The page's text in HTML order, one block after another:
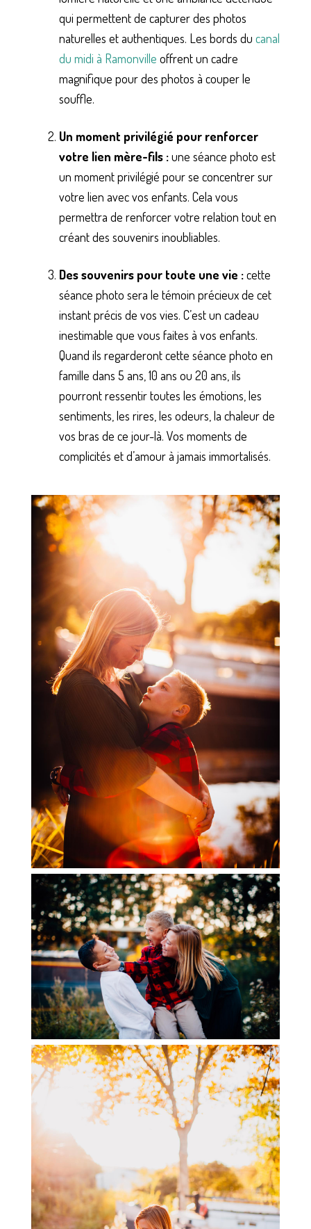
qui permettent de capturer des photos
naturelles et authentiques. Les bords du canal
du midi à Ramonville offrent un cadre
magnifique pour des photos à couper le
souffle.
Un moment privilégié pour renforcer
votre lien mère-fils :une séance photo est
un moment privilégié pour se concentrer sur
votre lien avec vos enfants. Cela vous
permettra de renforcer votre relation tout en
créant des souvenirs inoubliables.
Des souvenirs pour toute une vie :cette
séance photo sera le témoin précieux de cet
instant précis de vos vies. C’est un cadeau
inestimable que vous faites à vos enfants.
Quand ils regarderont cette séance photo en
famille dans 5 ans, 10 ans ou 20 ans, ils
pourront ressentir toutes les émotions, les
sentiments, les rires, les odeurs, la chaleur de
vos bras de ce jour-là. Vos moments de
complicités et d’amour à jamais immortalisés.